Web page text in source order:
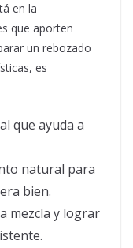
en la
que aporten
un rebozado
es
que ayuda a
natural para
bien.
mezcla y lograr